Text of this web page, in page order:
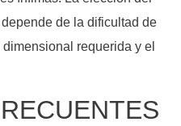
de la dificultad de
requerida y el